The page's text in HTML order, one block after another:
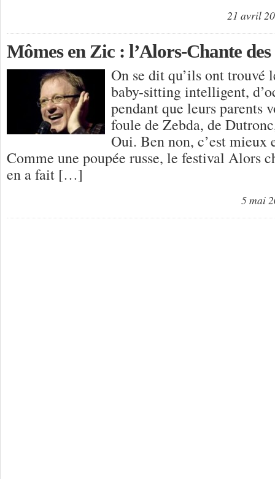
21 avril
Mômes en Zic : l’Alors-Chante des
On se dit qu’ils ont trouvé
baby-sitting intelligent,
pendant que leurs parents
foule de Zebda, de
Oui. Ben non, c’est mieux
Comme une poupée russe, le festival Alors
en a fait […]
5 mai